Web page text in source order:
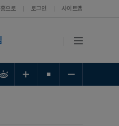
홈으로 로그인 사이트맵